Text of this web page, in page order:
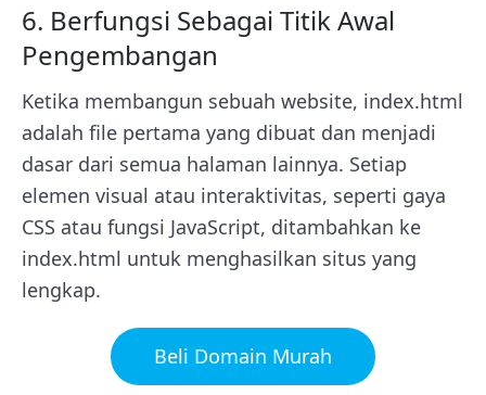
6. Berfungsi Sebagai Titik Awal
Pengembangan
Ketika membangun sebuah website, index.html
adalah file pertama yang dibuat dan menjadi
dasar dari semua halaman lainnya. Setiap
elemen visual atau interaktivitas, seperti gaya
CSS atau fungsi JavaScript, ditambahkan ke
index.html untuk menghasilkan situs yang
lengkap.
Beli Domain Murah